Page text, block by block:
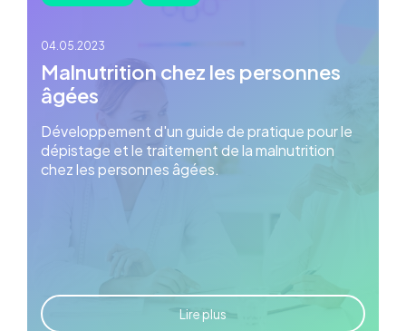
04.05.2023
Malnutrition chez les personnes
âgées
Développement d'un guide de pratique pour le
dépistage et le traitement de la malnutrition
chez les personnes âgées.
Lire plus